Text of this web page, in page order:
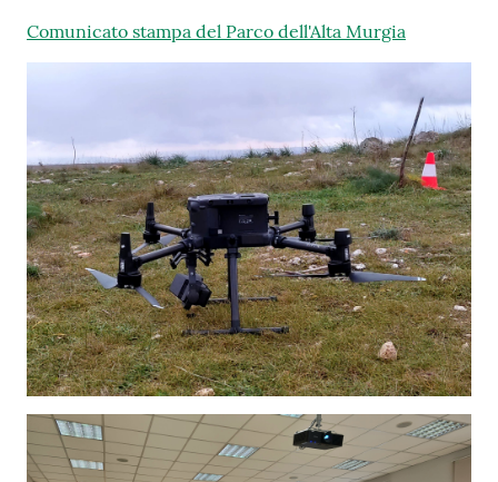
Comunicato stampa del Parco dell'Alta Murgia